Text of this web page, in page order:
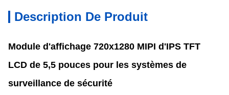
Description De Produit
Module d'affichage 720x1280 MIPI d'IPS TFT
LCD de 5,5 pouces pour les systèmes de
surveillance de sécurité